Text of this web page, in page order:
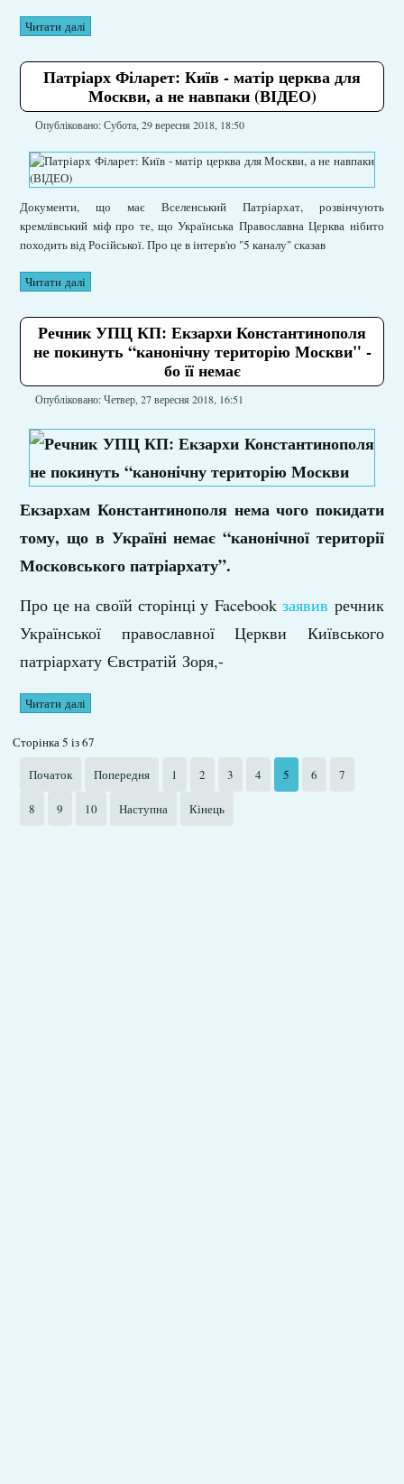
Читати далі
Патріарх Філарет: Київ - матір церква для
Москви, а не навпаки (ВІДЕО)
Опубліковано: Субота, 29 вересня 2018, 18:50
Документи, що має Вселенський Патріархат, розвінчують
кремлівський міф про те, що Українська Православна Церква нібито
походить від Російської. Про це в інтерв'ю "5 каналу" сказав
Читати далі
Речник УПЦ КП: Екзархи Константинополя
не покинуть “канонічну територію Москви" -
бо її немає
Опубліковано: Четвер, 27 вересня 2018, 16:51
Екзархам Константинополя нема чого покидати
тому, що в Україні немає “канонічної території
Московського патріархату”.
Про це на своїй сторінці у Facebookзаявив речник
Української православної Церкви Київського
патріархату Євстратій Зоря,-
Читати далі
Сторінка 5 із 67
Початок
Попередня 1 2 3 4 5 6 7
8 9 10 Наступна Кінець